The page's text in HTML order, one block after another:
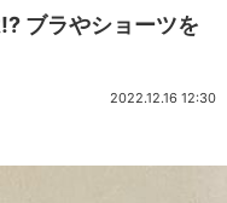
ブラやショーツを
2022.12.16 12:30